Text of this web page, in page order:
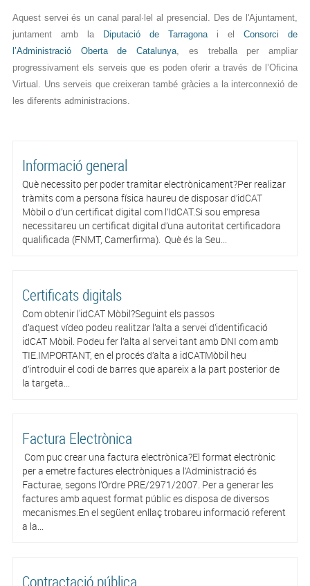
Aquest servei és un canal paral·lel al presencial. Des de l'Ajuntament,
juntament amb la
Diputació de Tarragona i el
Consorci de
l’Administració Oberta de Catalunya, es treballa per ampliar
progressivament els serveis que es poden oferir a través de l’Oficina
Virtual. Uns serveis que creixeran també gràcies a la interconnexió de
les diferents administracions.
Informació general
Què necessito per poder tramitar electrònicament?Per realizar
tràmits com a persona física haureu de disposar d’idCAT
Mòbil o d’un certificat digital com l’IdCAT.Si sou empresa
necessitareu un certificat digital d’una autoritat certificadora
qualificada (FNMT, Camerfirma). Què és la Seu...
Certificats digitals
Com obtenir l'idCAT Mòbil?Seguint els passos
d’aquest vídeo podeu realitzar l’alta a servei d’identificació
idCAT Mòbil. Podeu fer l’alta al servei tant amb DNI com amb
TIE.IMPORTANT, en el procés d’alta a idCATMòbil heu
d’introduir el codi de barres que apareix a la part posterior de
la targeta...
Factura Electrònica
Com puc crear una factura electrònica?El format electrònic
per a emetre factures electròniques a l’Administració és
Facturae, segons l’Ordre PRE/2971/2007. Per a generar les
factures amb aquest format públic es disposa de diversos
mecanismes.En el següent enllaç trobareu informació referent
a la...
Contractació pública